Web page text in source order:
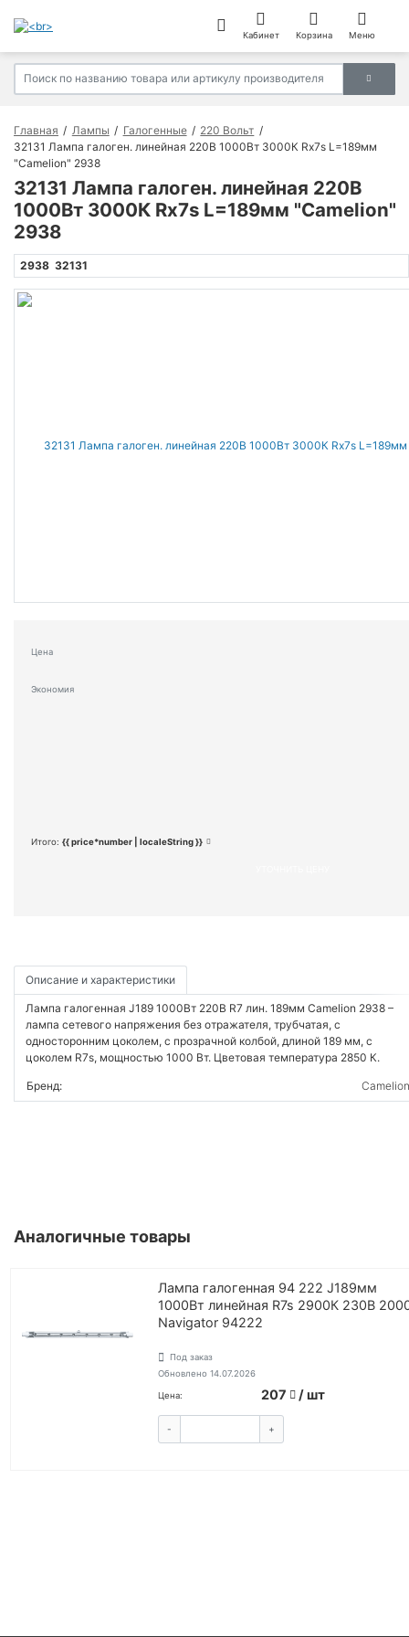
Кабинет Корзина Меню
Главная Лампы Галогенные
220 Вольт
32131 Лампа галоген. линейная 220В 1000Вт 3000К Rх7s L=189мм
"Сamelion" 2938
32131 Лампа галоген. линейная 220В
1000Вт 3000К Rх7s L=189мм "Сamelion"
2938
2938 32131
Цена
Экономия
Итого: {{ price*number | localeString }}
Описание и характеристики
Лампа галогенная J189 1000Вт 220В R7 лин. 189мм Camelion 2938 –
лампа сетевого напряжения без отражателя, трубчатая, с
односторонним цоколем, с прозрачной колбой, длиной 189 мм, с
цоколем R7s, мощностью 1000 Вт. Цветовая температура 2850 К.
Бренд: Camelion
Аналогичные товары
Лампа галогенная 94 222 J189мм
1000Вт линейная R7s 2900К 230В
Navigator 94222
Под заказ
Обновлено 14.07.2026
Цена: 207 / шт
- +